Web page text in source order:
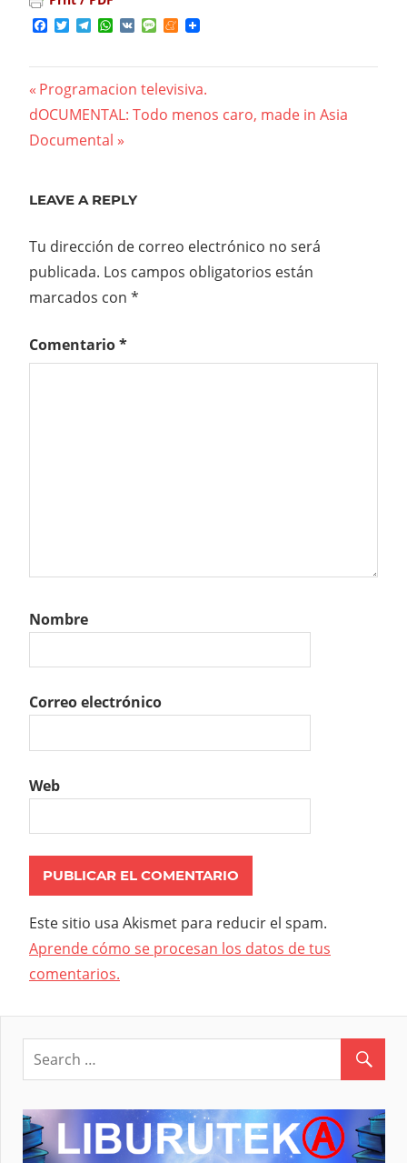
Facebook
TwitterTelegram
WhatsApp
VK MessageMeneame
Navegación
de
Previous
Post:
Programacion televisiva.
Next
Post:
dOCUMENTAL: Todo menos caro, made in Asia
Documental
LEAVE A REPLY
Tu dirección de correo electrónico no será
publicada. Los campos obligatorios están
marcados con *
Comentario*
Nombre
Correo electrónico
Web
Este sitio usa Akismet para reducir el spam.
Aprende cómo se procesan los datos de tus
comentarios.